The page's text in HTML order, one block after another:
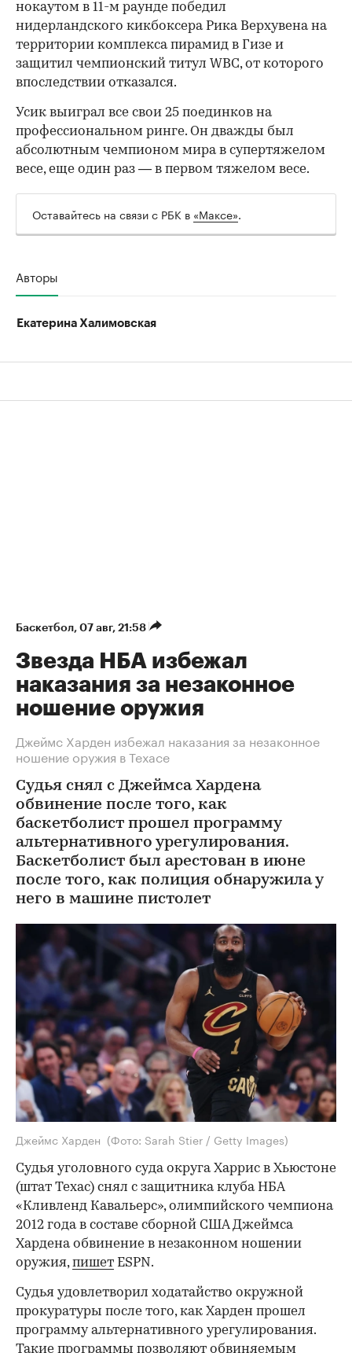
нокаутом в 11-м раунде победил
нидерландского кикбоксера Рика Верхувена на
территории комплекса пирамид в Гизе и
защитил чемпионский титул WBC, от которого
впоследствии отказался.
Усик выиграл все свои 25 поединков на
профессиональном ринге. Он дважды был
абсолютным чемпионом мира в супертяжелом
весе, еще один раз — в первом тяжелом весе.
Оставайтесь на связи с РБК в «Максе».
Авторы
Екатерина Халимовская
Баскетбол⁠, 07 авг, 21:58
Звезда НБА избежал
наказания за незаконное
ношение оружия
Джеймс Харден избежал наказания за незаконное
ношение оружия в Техасе
Судья снял с Джеймса Хардена
обвинение после того, как
баскетболист прошел программу
альтернативного урегулирования.
Баскетболист был арестован в июне
после того, как полиция обнаружила у
него в машине пистолет
Джеймс Харден (Фото: Sarah Stier / Getty Images)
Судья уголовного суда округа Харрис в Хьюстоне
(штат Техас) снял с защитника клуба НБА
«Кливленд Кавальерс», олимпийского чемпиона
2012 года в составе сборной США Джеймса
Хардена обвинение в незаконном ношении
оружия,пишет ESPN.
Судья удовлетворил ходатайство окружной
прокуратуры после того, как Харден прошел
программу альтернативного урегулирования.
Такие программы позволяют обвиняемым